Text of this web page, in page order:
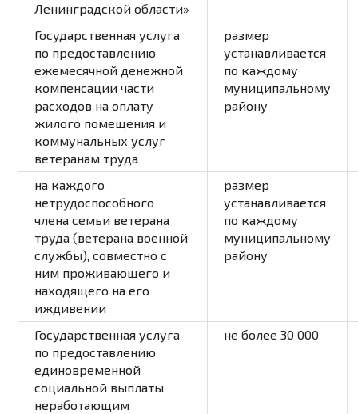
Ленинградской области»
Государственная услуга
по предоставлению
ежемесячной денежной
компенсации части
расходов на оплату
жилого помещения и
коммунальных услуг
ветеранам труда
размер
устанавливается
по каждому
муниципальному
району
на каждого
нетрудоспособного
члена семьи ветерана
труда (ветерана военной
службы), совместно с
ним проживающего и
находящего на его
иждивении
размер
устанавливается
по каждому
муниципальному
району
Государственная услуга
по предоставлению
единовременной
социальной выплаты
неработающим
не более 30 000